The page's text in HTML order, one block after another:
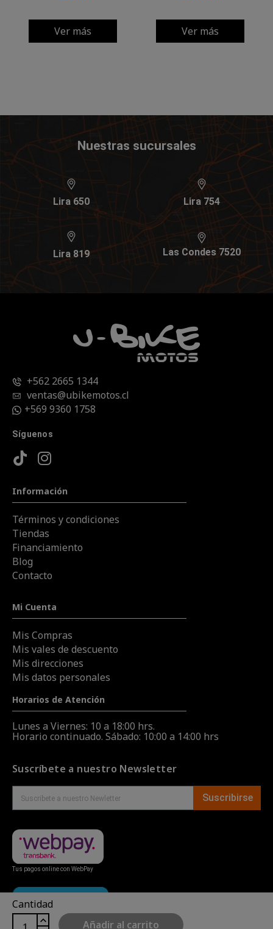
Cantidad
Añadir al carrito
Ver más Ver más
Nuestras sucursales
Lira 650 Lira 754
Lira 819 Las Condes 7520
+562 2665 1344
ventas@ubikemotos.cl
+569 9360 1758
Síguenos
Información
Términos y condiciones
Tiendas
Financiamiento
Blog
Contacto
Mi Cuenta
Mis Compras
Mis vales de descuento
Mis direcciones
Mis datos personales
Horarios de Atención
Lunes a Viernes: 10 a 18:00 hrs.
Horario continuado. Sábado: 10:00 a 14:00 hrs
Suscríbete a nuestro Newsletter
Suscribirse
Tus pagos online con WebPay